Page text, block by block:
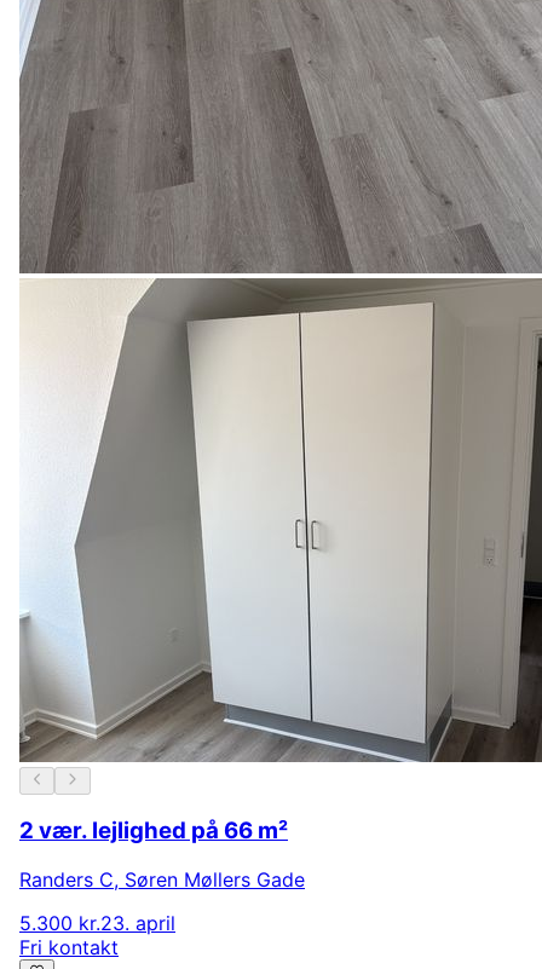
2 vær. lejlighed på 66 m²
Randers C, Søren Møllers Gade
5.300 kr.23. april
Fri kontakt